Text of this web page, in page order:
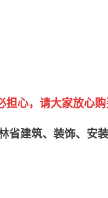
担心，请大家放心购
建筑、装饰、安